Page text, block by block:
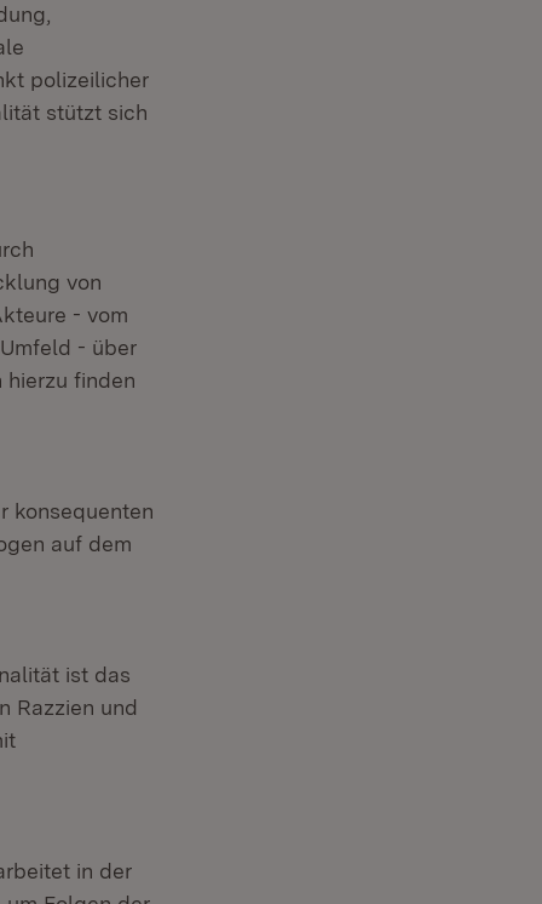
polizeilicher
stützt sich
von
- vom
- über
hierzu finden
konsequenten
auf dem
ist das
Razzien und
in der